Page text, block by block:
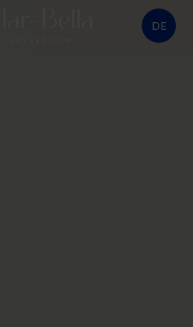
DE